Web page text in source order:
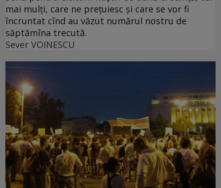
mai mulți, care ne prețuiesc și care se vor fi
încruntat cînd au văzut numărul nostru de
săptămîna trecută.
Sever VOINESCU